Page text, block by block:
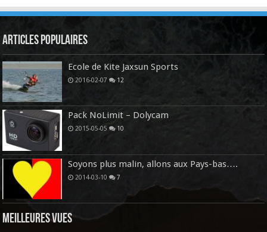
Articles Populaires
Ecole de Kite Jaxsun Sports
2016-02-07 12
Pack NoLimit – Dolycam
2015-05-05 10
Soyons plus malin, allons aux Pays-bas….
2014-03-10 7
Meilleures vues